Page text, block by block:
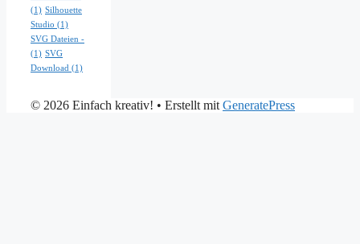
(1) Silhouette
Studio (1)
SVG Dateien -
(1) SVG
Download (1)
© 2026 Einfach kreativ! • Erstellt mit GeneratePress